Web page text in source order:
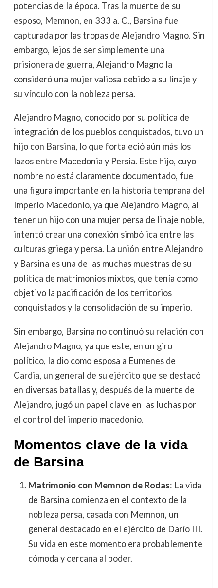
potencias de la época. Tras la muerte de su
esposo, Memnon, en 333 a. C., Barsina fue
capturada por las tropas de Alejandro Magno. Sin
embargo, lejos de ser simplemente una
prisionera de guerra, Alejandro Magno la
consideró una mujer valiosa debido a su linaje y
su vínculo con la nobleza persa.
Alejandro Magno, conocido por su política de
integración de los pueblos conquistados, tuvo un
hijo con Barsina, lo que fortaleció aún más los
lazos entre Macedonia y Persia. Este hijo, cuyo
nombre no está claramente documentado, fue
una figura importante en la historia temprana del
Imperio Macedonio, ya que Alejandro Magno, al
tener un hijo con una mujer persa de linaje noble,
intentó crear una conexión simbólica entre las
culturas griega y persa. La unión entre Alejandro
y Barsina es una de las muchas muestras de su
política de matrimonios mixtos, que tenía como
objetivo la pacificación de los territorios
conquistados y la consolidación de su imperio.
Sin embargo, Barsina no continuó su relación con
Alejandro Magno, ya que este, en un giro
político, la dio como esposa a Eumenes de
Cardia, un general de su ejército que se destacó
en diversas batallas y, después de la muerte de
Alejandro, jugó un papel clave en las luchas por
el control del imperio macedonio.
Momentos clave de la vida
de Barsina
Matrimonio con Memnon de Rodas: La vida
de Barsina comienza en el contexto de la
nobleza persa, casada con Memnon, un
general destacado en el ejército de Darío III.
Su vida en este momento era probablemente
cómoda y cercana al poder.